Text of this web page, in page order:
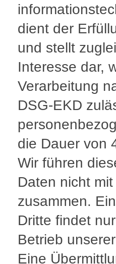
dient der
und stellt
Interesse dar,
Verarbeitung
DSG-EKD
die Dauer von
Wir führen
Daten nicht
zusammen.
Dritte findet
Betrieb
Eine